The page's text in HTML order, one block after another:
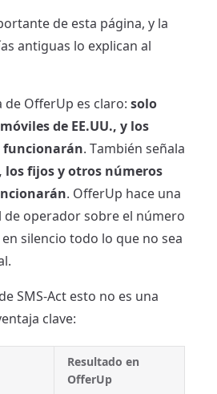
de esta página, y la
antiguas lo explican al
de OfferUp es claro: solo
de EE.UU., y los
funcionarán. También señala
los fijos y otros números
. OfferUp hace una
de operador sobre el número
silencio todo lo que no sea
SMS-Act esto no es una
clave:
Resultado en
OfferUp